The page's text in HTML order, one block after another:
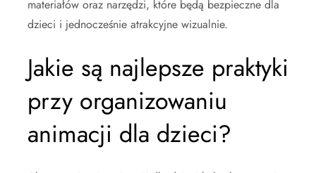
materiałów oraz narzędzi, które będą bezpieczne dla
dzieci i jednocześnie atrakcyjne wizualnie.
Jakie są najlepsze praktyki
przy organizowaniu
animacji dla dzieci?